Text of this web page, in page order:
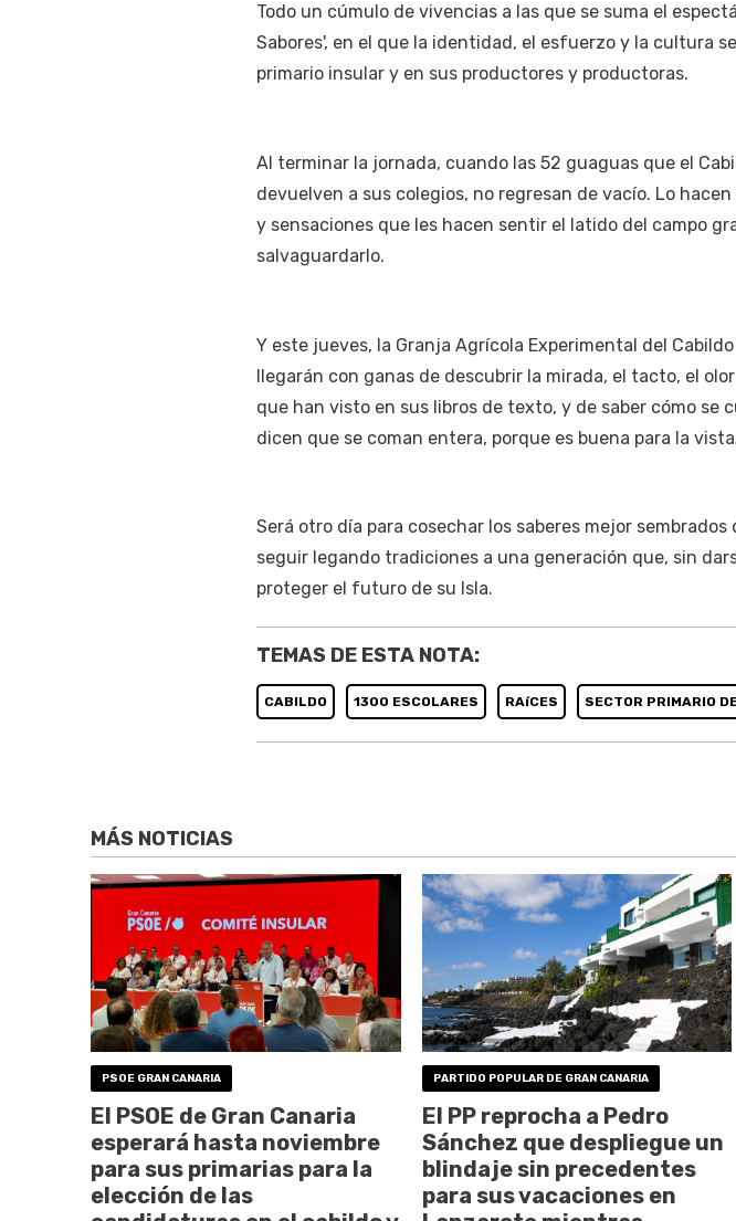
Todo un cúmulo de vivencias a las que se suma el
Sabores', en el que la identidad, el esfuerzo y la cultura
primario insular y en sus productores y productoras.
Al terminar la jornada, cuando las 52 guaguas que el
devuelven a sus colegios, no regresan de vacío. Lo
y sensaciones que les hacen sentir el latido del campo
salvaguardarlo.
Y este jueves, la Granja Agrícola Experimental del
llegarán con ganas de descubrir la mirada, el tacto, el
que han visto en sus libros de texto, y de saber cómo se
dicen que se coman entera, porque es buena para la
Será otro día para cosechar los saberes mejor
seguir legando tradiciones a una generación que, sin
proteger el futuro de su Isla.
TEMAS DE ESTA NOTA:
CABILDO 1300 ESCOLARES RAíCES SECTOR PRIMARIO
MÁS NOTICIAS
PSOE GRAN CANARIA
El PSOE de Gran Canaria
esperará hasta noviembre
para sus primarias para la
elección de las
PARTIDO POPULAR DE GRAN CANARIA
El PP reprocha a Pedro
Sánchez que despliegue un
blindaje sin precedentes
para sus vacaciones en